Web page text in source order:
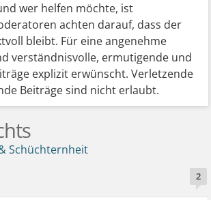
wer helfen möchte, ist
achten darauf, dass der
bleibt. Für eine angenehme
verständnisvolle, ermutigende und
explizit erwünscht. Verletzende
Beiträge sind nicht erlaubt.
Schüchternheit
2